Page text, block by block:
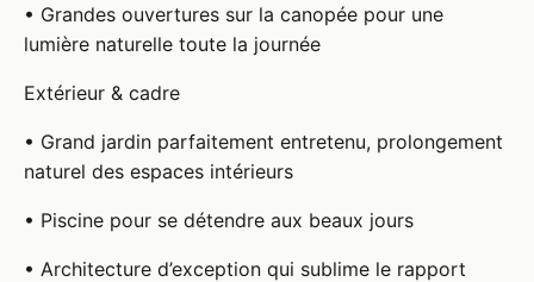
• Grandes ouvertures sur la canopée pour une
lumière naturelle toute la journée
Extérieur & cadre
• Grand jardin parfaitement entretenu, prolongement
naturel des espaces intérieurs
• Piscine pour se détendre aux beaux jours
• Architecture d’exception qui sublime le rapport